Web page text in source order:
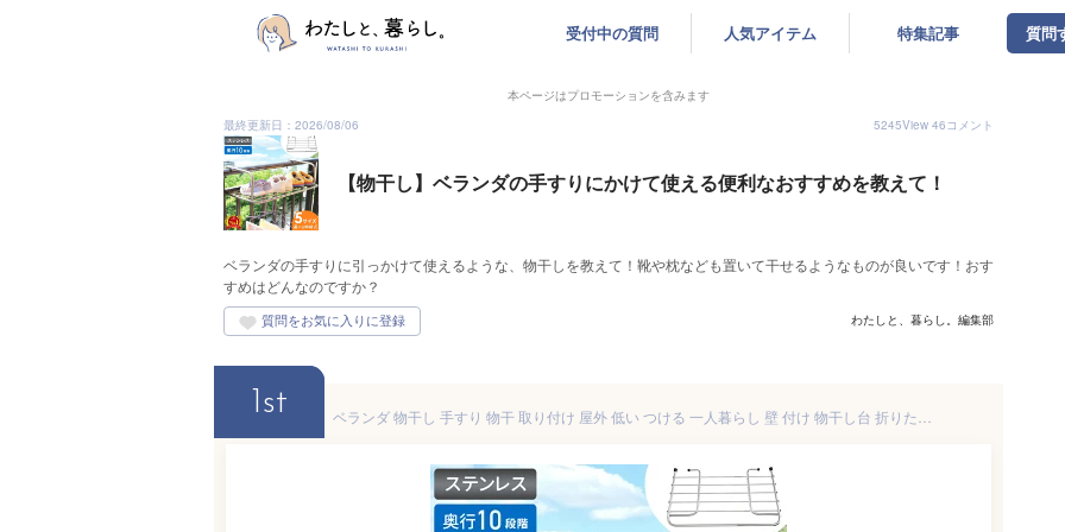
受付中の質問 人気アイテム 特集記事 質問
本ページはプロモーションを含みます
最終更新日：2026/08/06
5245View 46コメント
【物干し】ベランダの手すりにかけて使える便利なおすすめを教えて！
ベランダの手すりに引っかけて使えるような、物干しを教えて！靴や枕なども置いて干せるようなものが良いです！おす
すめはどんなのですか？
わたしと、暮らし。編集部
1st